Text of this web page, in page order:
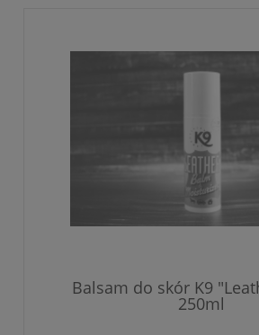
Balsam do skór K9
250ml